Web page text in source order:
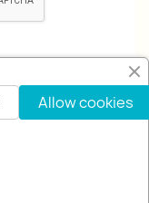
Allow cookies